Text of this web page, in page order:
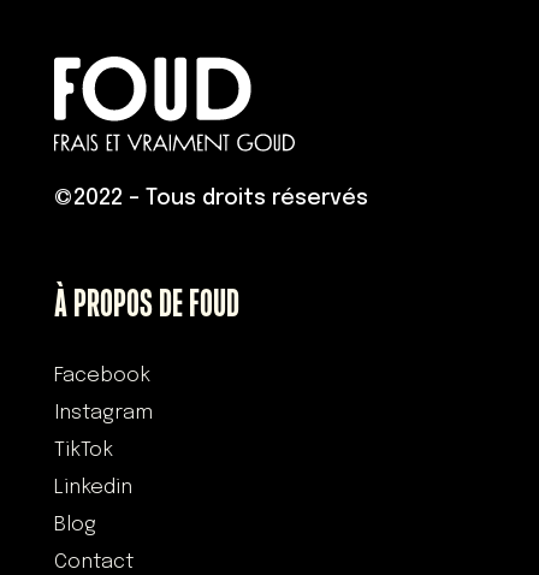
©2022 – Tous droits réservés
À PROPOS DE FOUD
Facebook
Instagram
TikTok
Linkedin
Blog
Contact